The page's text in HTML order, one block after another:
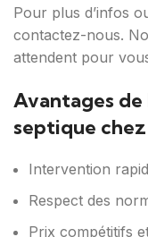
Pour plus d’infos
contactez-nous.
attendent pour
Avantages de
septique
Intervention
Respect des
Prix compétitifs